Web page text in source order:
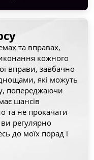
та вправах,
кожного
вправи, завбачно
які можуть
попереджаючи
шансів
та не прокачати
регулярно
до моїх порад і